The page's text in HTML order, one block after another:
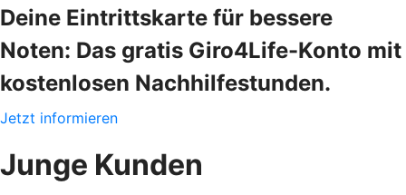
Deine Eintrittskarte für bessere
Noten: Das gratis Giro4Life-Konto mit
kostenlosen Nachhilfestunden.
Jetzt informieren
Junge Kunden